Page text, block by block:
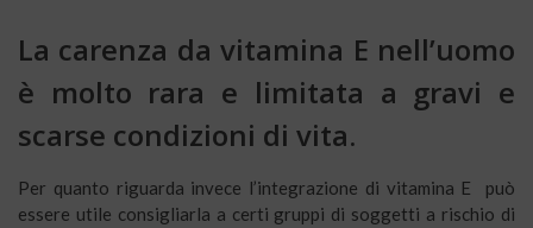
La carenza da vitamina E nell’uomo
è molto rara e limitata a gravi e
scarse condizioni di vita.
Per quanto riguarda invece l’integrazione di vitamina E può
essere utile consigliarla a certi gruppi di soggetti a rischio di